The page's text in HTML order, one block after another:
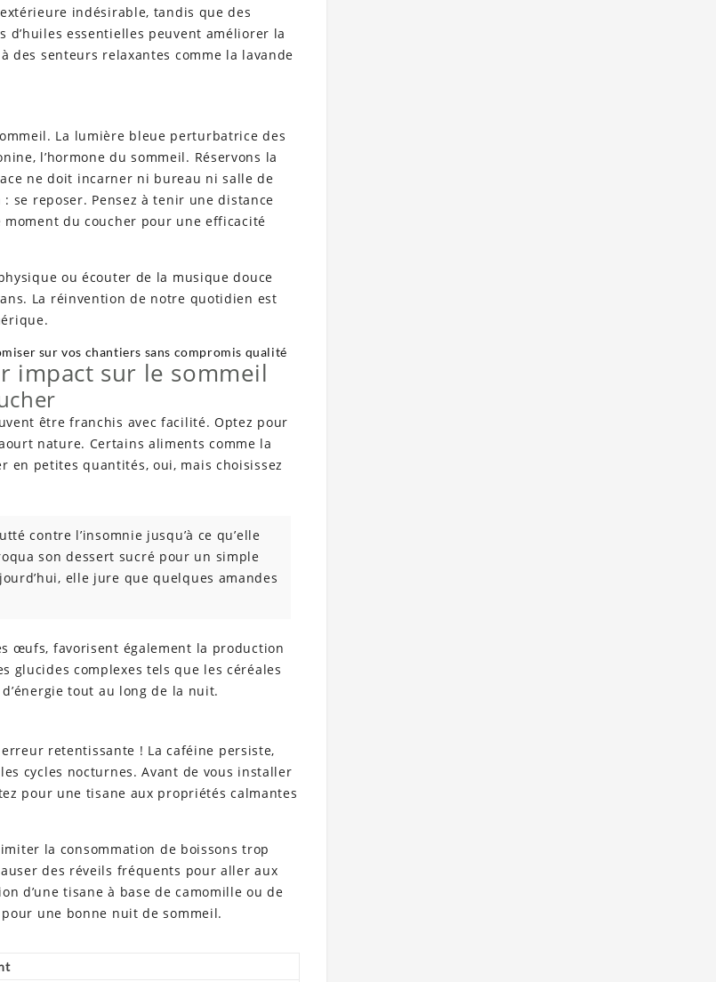
indésirable, tandis que des
essentielles peuvent améliorer la
des senteurs relaxantes comme la lavande
La lumière bleue perturbatrice des
l’hormone du sommeil. Réservons la
ne doit incarner ni bureau ni salle de
se reposer. Pensez à tenir une distance
du coucher pour une efficacité
ou écouter de la musique douce
La réinvention de notre quotidien est
sur vos chantiers sans compromis qualité
impact sur le sommeil
être franchis avec facilité. Optez pour
nature. Certains aliments comme la
en petites quantités, oui, mais choisissez
contre l’insomnie jusqu’à ce qu’elle
son dessert sucré pour un simple
elle jure que quelques amandes
œufs, favorisent également la production
glucides complexes tels que les céréales
tout au long de la nuit.
retentissante ! La caféine persiste,
cycles nocturnes. Avant de vous installer
pour une tisane aux propriétés calmantes
la consommation de boissons trop
des réveils fréquents pour aller aux
d’une tisane à base de camomille ou de
une bonne nuit de sommeil.